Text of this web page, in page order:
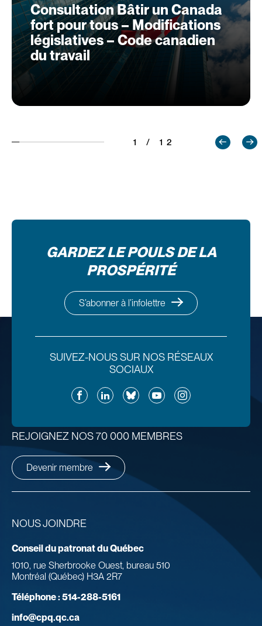
Consultation Bâtir un Canada
fort pour tous – Modifications
législatives – Code canadien
du travail
1 / 12
GARDEZ LE POULS DE LA
PROSPÉRITÉ
S’abonner à l’infolettre
SUIVEZ-NOUS SUR NOS RÉSEAUX
SOCIAUX
FacebookLinkedInBlueskyYouTubeInstagram
NOUS JOINDRE
Conseil du patronat du Québec
1010, rue Sherbrooke Ouest, bureau 510
Montréal (Québec) H3A 2R7
Téléphone :514-288-5161
info@cpq.qc.ca
REJOIGNEZ NOS 70 000 MEMBRES
Devenir membre